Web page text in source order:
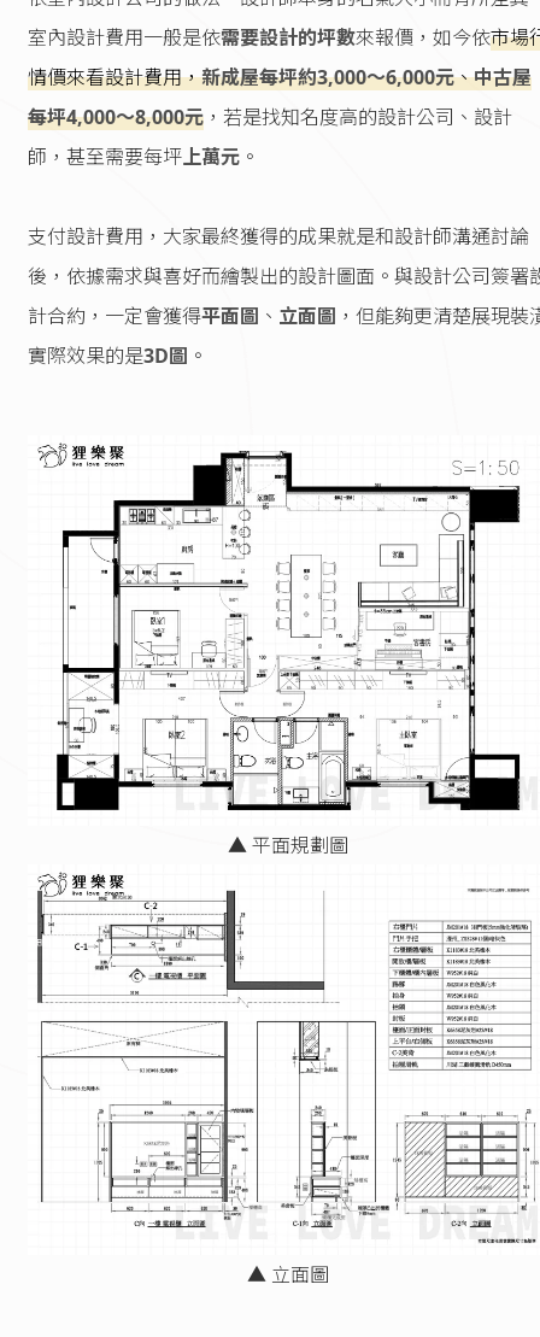
室內設計費用一般是依需要設計的坪數來報價，如今依市場
情價來看設計費用，新成屋每坪約3,000～6,000元、中古屋
每坪4,000～8,000元 ，若是找知名度高的設計公司、設計
師，甚至需要每坪上萬元 。
支付設計費用，大家最終獲得的成果就是和設計師溝通討論
後，依據需求與喜好而繪製出的設計圖面。與設計公司簽署
計合約，一定會獲得平面圖 、 立面圖 ，但能夠更清楚展現裝
實際效果的是3D圖 。
▲ 平面規劃圖
▲ 立面圖